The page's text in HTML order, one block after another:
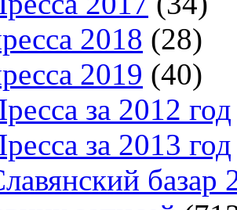
2018 (28)
2019 (40)
за 2012 год
за 2013 год
базар